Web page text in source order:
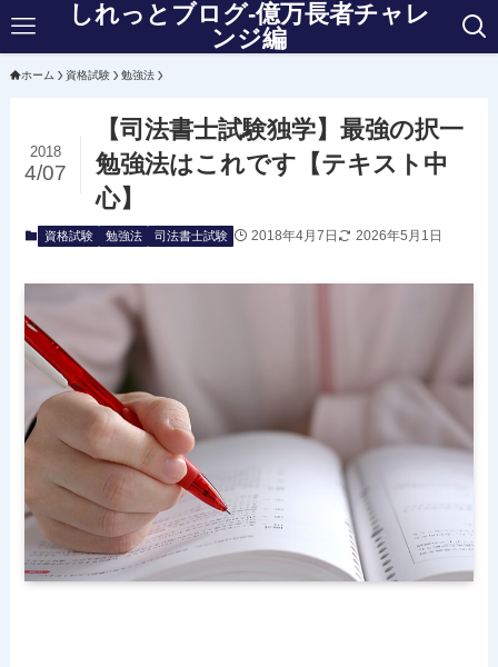
しれっとブログ-億万長者チャレ
ンジ編
ホーム 資格試験 勉強法
【司法書士試験独学】最強の択一
勉強法はこれです【テキスト中
心】
2018
4/07
資格試験 勉強法 司法書士試験 2018年4月7日 2026年5月1日